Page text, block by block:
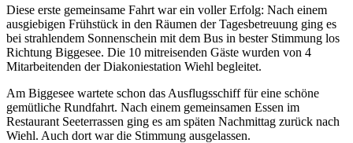
Diese erste gemeinsame Fahrt war ein voller Erfolg: Nach einem
ausgiebigen Frühstück in den Räumen der Tagesbetreuung ging es
bei strahlendem Sonnenschein mit dem Bus in bester Stimmung los
Richtung Biggesee. Die 10 mitreisenden Gäste wurden von 4
Mitarbeitenden der Diakoniestation Wiehl begleitet.
Am Biggesee wartete schon das Ausflugsschiff für eine schöne
gemütliche Rundfahrt. Nach einem gemeinsamen Essen im
Restaurant Seeterrassen ging es am späten Nachmittag zurück nach
Wiehl. Auch dort war die Stimmung ausgelassen.